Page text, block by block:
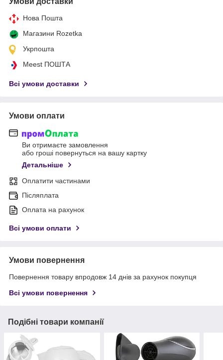
Нова Пошта
Магазини Rozetka
Укрпошта
Meest ПОШТА
Всі умови доставки
Умови оплати
Ви отримаєте замовлення
або гроші повернуться на вашу картку
Детальніше
Оплатити частинами
Післяплата
Оплата на рахунок
Всі умови оплати
Умови повернення
Повернення товару впродовж 14 днів за рахунок покупця
Всі умови повернення
Подібні товари компанії